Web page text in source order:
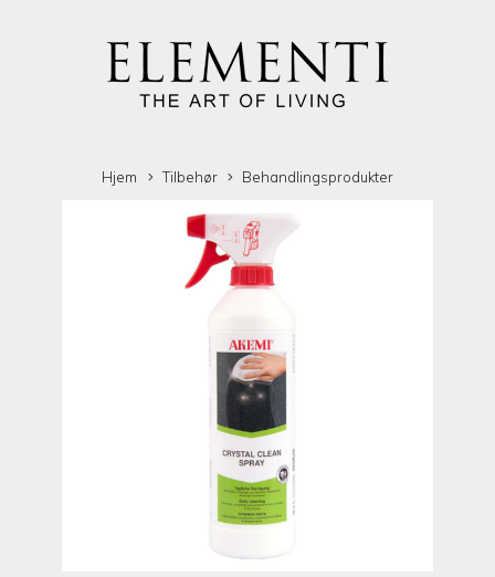
Hjem Tilbehør Behandlingsprodukter